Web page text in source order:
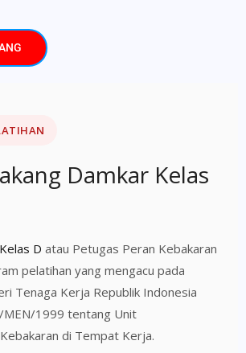
2026
2026
2026
2026
Damkar Kelas
D atau Petugas Peran Kebakaran
pelatihan yang mengacu pada
Tenaga Kerja Republik Indonesia
1999 tentang Unit
di Tempat Kerja.